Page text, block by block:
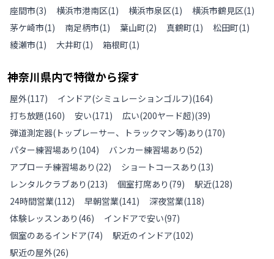
座間市(3) 横浜市港南区(1) 横浜市泉区(1) 横浜市鶴見区(1)
茅ケ崎市(1) 南足柄市(1) 葉山町(2) 真鶴町(1) 松田町(1)
綾瀬市(1) 大井町(1) 箱根町(1)
神奈川県内で特徴から探す
屋外(117) インドア(シミュレーションゴルフ)(164)
打ち放題(160) 安い(171) 広い(200ヤード超)(39)
弾道測定器(トップレーサー、トラックマン等)あり (170)
パター練習場あり (104) バンカー練習場あり (52)
アプローチ練習場あり (22) ショートコースあり (13)
レンタルクラブあり (213) 個室打席あり (79) 駅近(128)
24時間営業(112) 早朝営業(141) 深夜営業(118)
体験レッスンあり (46) インドアで安い(97)
個室のあるインドア(74) 駅近のインドア(102)
駅近の屋外(26)